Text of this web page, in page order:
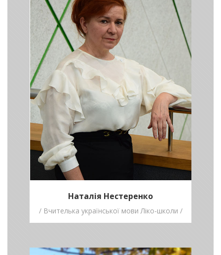
Наталія Нестеренко
/ Вчителька української мови Ліко-школи /
Нестеренко
/ Вчителька
української мови
Ліко-школи /
Ви прагнете підкорювати нові вершини?
Вперед! Ми віримо у вас та у ваш талант!